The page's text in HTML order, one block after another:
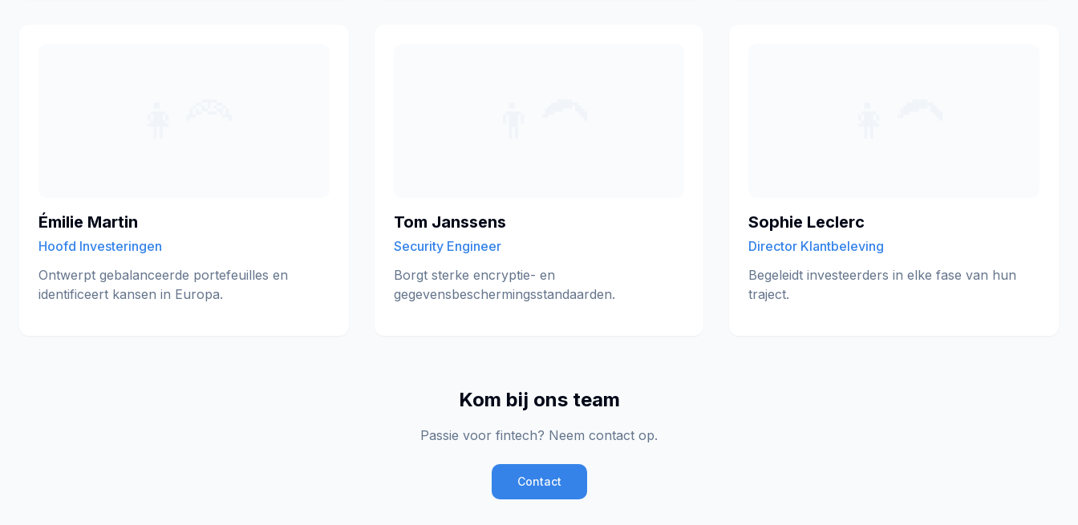
Émilie Martin
Hoofd Investeringen
Ontwerpt gebalanceerde portefeuilles en
identificeert kansen in Europa.
Tom Janssens
Security Engineer
Borgt sterke encryptie- en
gegevensbeschermingsstandaarden.
Sophie Leclerc
Director Klantbeleving
Begeleidt investeerders in elke fase van hun
traject.
Kom bij ons team
Passie voor fintech? Neem contact op.
Contact